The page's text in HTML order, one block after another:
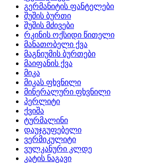
გერმანიტის ფანტელები
შუშის ბურთი
შუშის მძივები
რკინის ოქსიდი წითელი
მანათობელი ქვა
მაგნიუმის ბურთები
მაიფანის ქვა
მიკა
მიკას ფხვნილი
მინერალური ფხვნილი
პერლიტი
ქვიშა
ტურმალინი
დაუჯგუფებელი
ვერმიკულიტი
ვულკანური კლდე
კატის ნაგავი